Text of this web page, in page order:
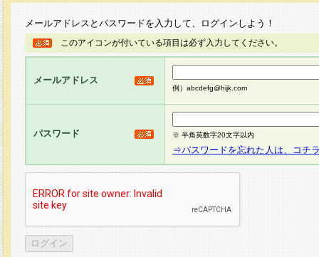
メールアドレスとパスワードを入力して、ログインしよう！
このアイコンが付いている項目は必ず入力してください。
メールアドレス
例）abcdefg@hijk.com
パスワード ※ 半角英数字20文字以内
⇒パスワードを忘れた人は、コチ